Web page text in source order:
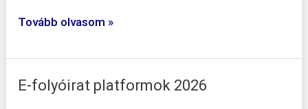
Tovább olvasom »
E-folyóirat platformok 2026
E-